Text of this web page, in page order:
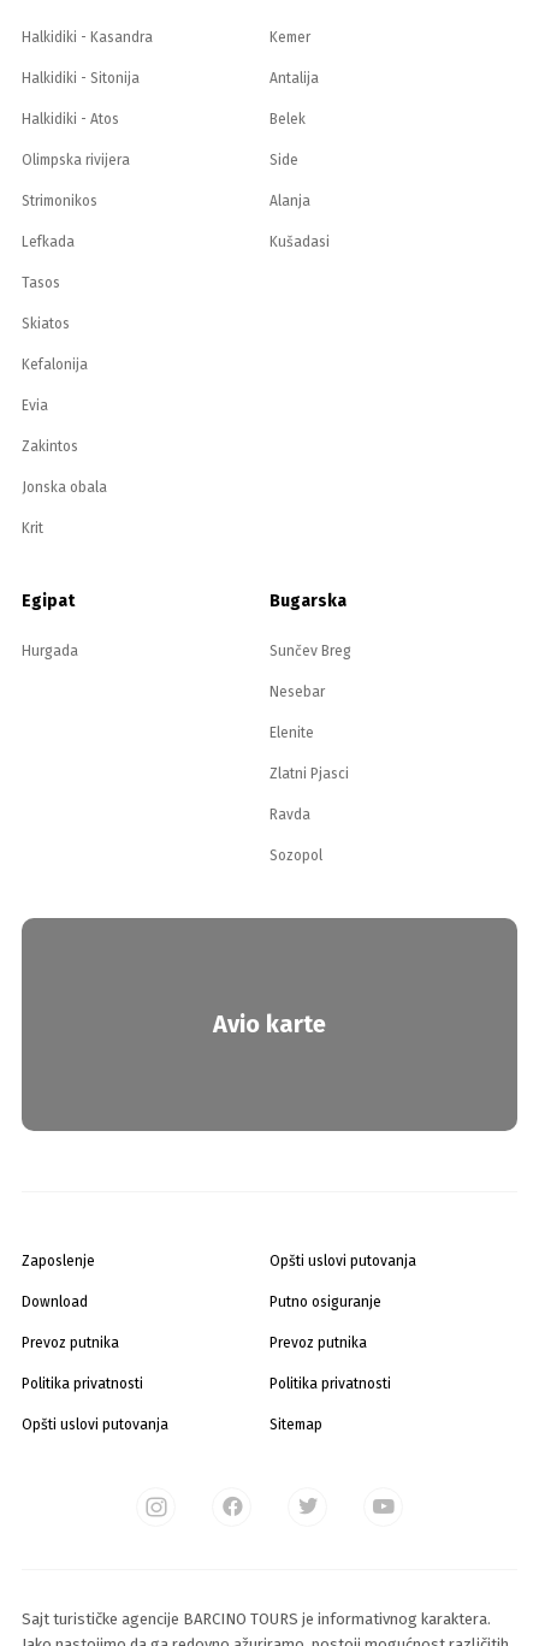
Halkidiki - Kasandra
Halkidiki - Sitonija
Halkidiki - Atos
Olimpska rivijera
Strimonikos
Lefkada
Tasos
Skiatos
Kefalonija
Evia
Zakintos
Jonska obala
Krit
Kemer
Antalija
Belek
Side
Alanja
Kušadasi
Egipat
Hurgada
Bugarska
Sunčev Breg
Nesebar
Elenite
Zlatni Pjasci
Ravda
Sozopol
Avio karte
Zaposlenje
Download
Prevoz putnika
Politika privatnosti
Opšti uslovi putovanja
Opšti uslovi putovanja
Putno osiguranje
Prevoz putnika
Politika privatnosti
Sitemap
Sajt turističke agencije BARCINO TOURS je informativnog karaktera.